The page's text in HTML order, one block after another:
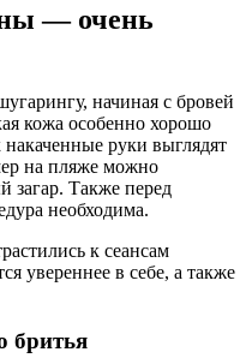
— очень
начиная с бровей
кожа особенно хорошо
накаченные руки выглядят
на пляже можно
загар. Также перед
необходима.
к сеансам
увереннее в себе, а также
бритья